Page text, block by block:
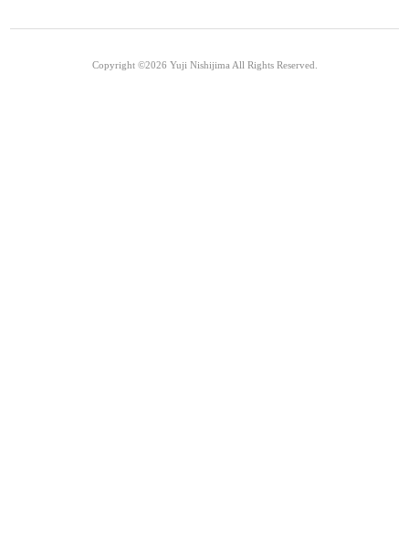
Copyright ©2026 Yuji Nishijima All Rights Reserved.